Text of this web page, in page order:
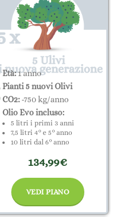
Età:1 anno
Pianti 5 nuovi Olivi
CO2: -750 kg/anno
Olio Evo incluso:
5 litri i primi 3 anni
7,5 litri 4° e 5° anno
10 litri dal 6° anno
134,99€
VEDI PIANO